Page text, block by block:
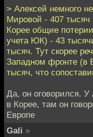
> Алексей немного
Мировой - 407 тысяч
Корее общие
учета ЮК) - 43
тысяч. Тут скорее
Западном фронте (в
тысяч, что
Да, он оговорился. У
в Корее, там он
Европе
Gali »